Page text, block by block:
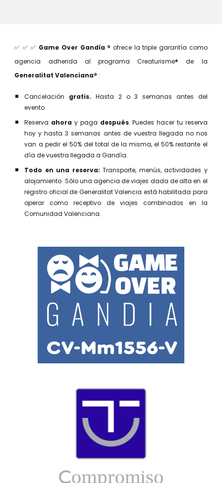
✅ ✅ ✅ Game Over Gandía ® ofrece la triple garantía como
agencia adherida al programaCreaturisme® de la
Generalitat Valenciana® :
Cancelación gratis. Hasta 2 o 3 semanas antes del
evento.
Reserva ahora y paga después. Puedes hacer tu reserva
hoy y hasta 3 semanas antes de vuestra llegada no nos
van a pedir el 50% del total de la misma, el 50% restante el
día de vuestra llegada a Gandía.
Todo en una reserva:Transporte, menús, actividades y
alojamiento. Sólo una agencia de viajes dada de alta en el
registro oficial de Generalitat Valencia está habilitada para
operar como receptivo de viajes combinados en la
Comunidad Valenciana.